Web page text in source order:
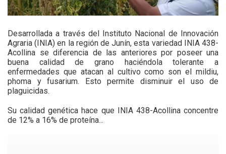
Desarrollada a través del Instituto Nacional de Innovación
Agraria (INIA) en la región de Junín, esta variedad INIA 438-
Acollina se diferencia de las anteriores por poseer una
buena calidad de grano haciéndola tolerante a
enfermedades que atacan al cultivo como son el mildiu,
phoma y fusarium. Esto permite disminuir el uso de
plaguicidas.
Su calidad genética hace que INIA 438-Acollina concentre
de 12% a 16% de proteína...